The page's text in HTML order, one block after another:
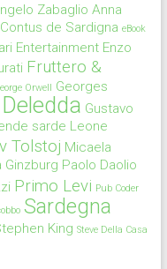
Zabaglio Anna
Contus de Sardigna eBook
Entertainment Enzo
Fruttero &
Orwell Georges
Gustavo
sarde Leone
Tolstoj Micaela
Ginzburg Paolo Daolio
Primo Levi Pub Coder
Sardegna
King Steve Della Casa